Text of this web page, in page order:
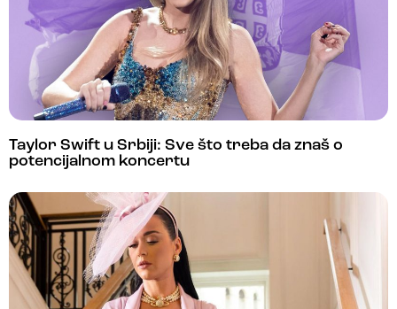
Taylor Swift u Srbiji: Sve što treba da znaš o
potencijalnom koncertu